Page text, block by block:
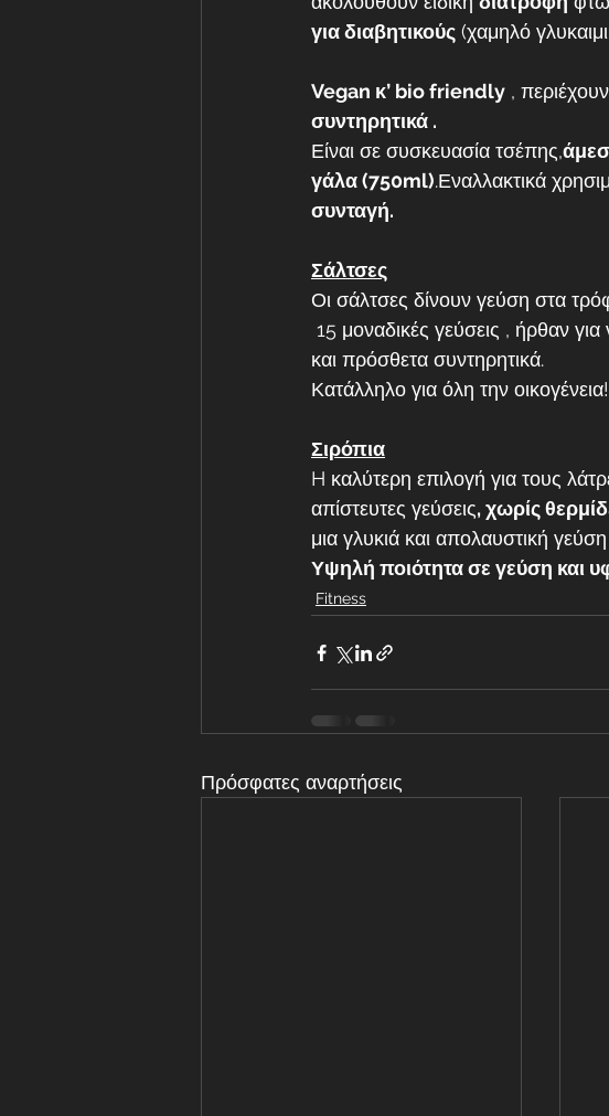
για διαβητικούς (χαμηλό
Vegan κ’ bio friendly , περιέχουν
συντηρητικά .
Είναι σε συσκευασία τσέπης,
γάλα (750ml).Εναλλακτικά
συνταγή.
Σάλτσες
Οι σάλτσες δίνουν γεύση στα
και πρόσθετα συντηρητικά.
Κατάλληλο για όλη την
Σιρόπια
H καλύτερη επιλογή για τους
απίστευτες γεύσεις, χωρίς
μια γλυκιά και απολαυστική
Υψηλή ποιότητα σε γεύση και
Fitness
Πρόσφατες αναρτήσεις